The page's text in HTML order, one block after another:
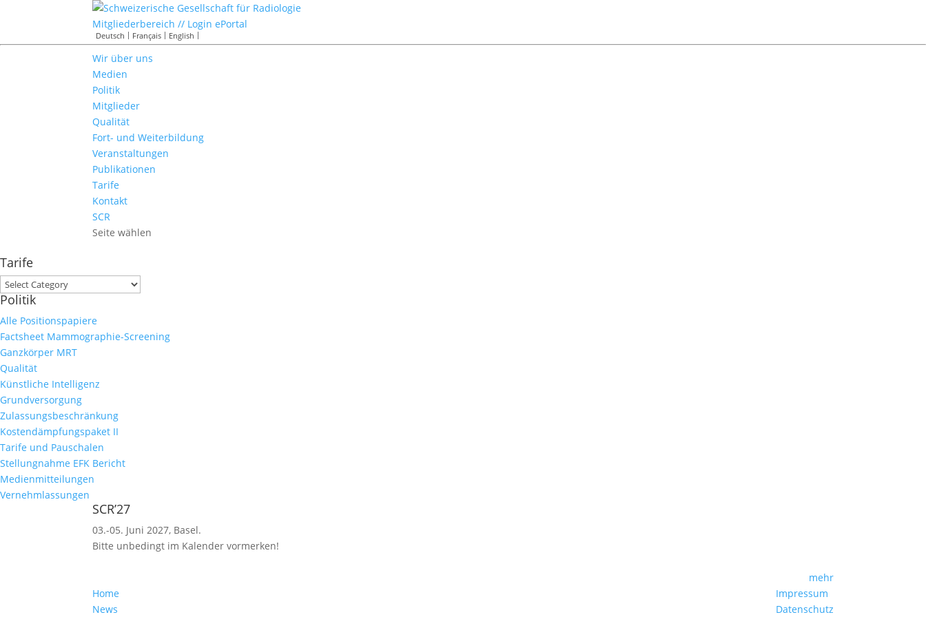
Mitgliederbereich // Login ePortal
Deutsch Français English
Wir über uns
Medien
Politik
Mitglieder
Qualität
Fort- und Weiterbildung
Veranstaltungen
Publikationen
Tarife
Kontakt
SCR
Seite wählen
Tarife
Tarife
Politik
Alle Positionspapiere
Factsheet Mammographie-Screening
Ganzkörper MRT
Qualität
Künstliche Intelligenz
Grundversorgung
Zulassungsbeschränkung
Kostendämpfungspaket II
Tarife und Pauschalen
Stellungnahme EFK Bericht
Medienmitteilungen
Vernehmlassungen
SCR’27
03.-05. Juni 2027, Basel.
Bitte unbedingt im Kalender vormerken!
mehr
Home
News
Impressum
Datenschutz